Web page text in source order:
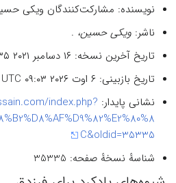
نویسنده: مشارکت‌کنندگان ویکی
ناشر: ویکی حسین، .
تاریخ آخرین نسخه: ۱۶ دسامبر ۲۰۲۱ ‏۱۵:۳۵ UTC
تاریخ بازبینی: ۶ اوت ۲۰۲۶ ‏۰۹:۰۳ UTC
نشانی پایدار: index.php?
C&oldid=35335
شناسهٔ نسخهٔ صفحه: 35335